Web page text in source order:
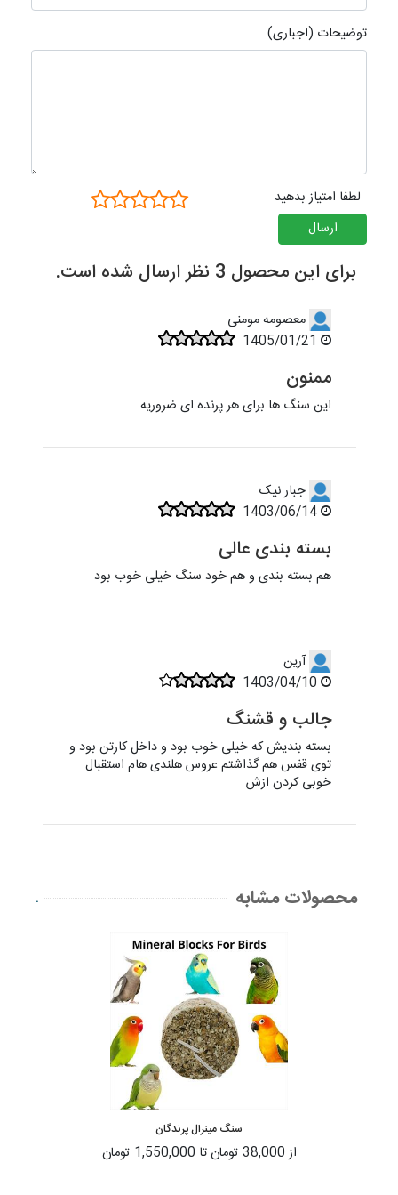
توضیحات (اجباری)
لطفا امتیاز بدهید
ارسال
برای این محصول 3 نظر ارسال شده است.
معصومه مومنی
ممنون
این سنگ ها برای هر پرنده ای ضروریه
جبار نیک
بسته بندی عالی
هم بسته بندی و هم خود سنگ خیلی خوب بود
آرین
جالب و قشنگ
بسته بندیش که خیلی خوب بود و داخل کارتن بود و
توی قفس هم گذاشتم عروس هلندی هام استقبال
خوبی کردن ازش
محصولات مشابه .
سنگ مینرال پرندگان
از38,000 تومان تا